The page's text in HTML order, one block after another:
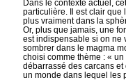
Dans le contexte actuel,
particulière. Il est clair que
plus vraiment dans la
Or, plus que jamais, une
est indispensable si on ne
sombrer dans le magma
choisi comme thème : «
débarrassé des carcans
un monde dans lequel les